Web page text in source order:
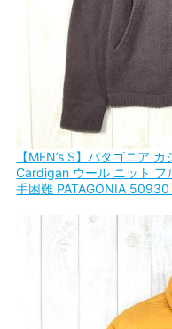
【MEN’s S】パタゴニア
Cardigan ウール ニット フ
手困難 PATAGONIA 50930